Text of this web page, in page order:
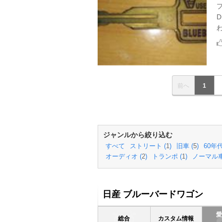
前へ 1
ジャンルから絞り込む
すべて ストリート (1) 旧車 (5)
60年
オーディオ (2) トランポ (1) ノーマル
日産 ブルーバードワゴン
総合 カスタム情報